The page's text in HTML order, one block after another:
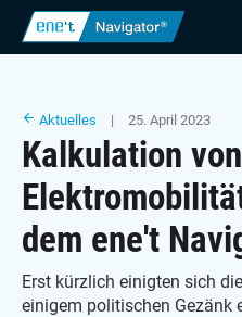
Aktuelles | 25. April 2023
Kalkulation von
dem ene't
Erst kürzlich einigten sich
einigem politischen Gezänk